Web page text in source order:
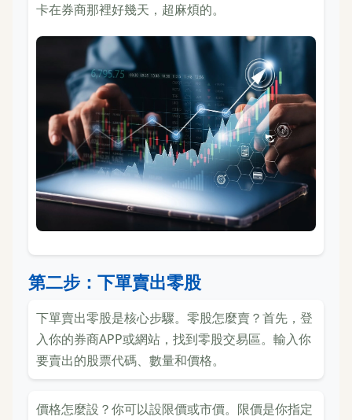
卡在券商那裡好幾天，超麻煩的。
第二步：下單賣出零股
下單賣出零股是核心步驟。零股怎麼賣？首先，登
入你的券商APP或網站，找到零股交易區。輸入你
要賣出的股票代碼、數量和價格。
價格怎麼設？你可以設限價或市價。限價是你指定